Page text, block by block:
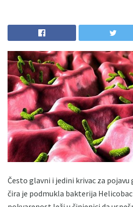
Često glavni i jedini krivac za
čira je podmukla bakterija